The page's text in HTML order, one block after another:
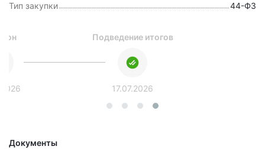
Тип закупки 44-ФЗ
Подведение итогов
17.07.2026
Документы